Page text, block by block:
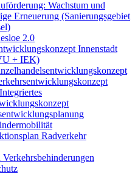
Wachstum und
Erneuerung (Sanierungsgebiet
2.0
Innenstadt
+ IEK)
Radverkehr